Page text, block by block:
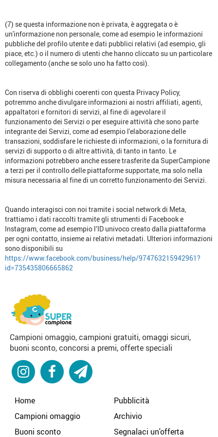
(7) se questa informazione non è privata, è aggregata o è
un'informazione non personale, come ad esempio le informazioni
pubbliche del profilo utente e dati pubblici relativi (ad esempio, gli
piace, etc.) o il numero di utenti che hanno cliccato su un particolare
collegamento (anche se solo uno ha fatto così).
Con riserva di obblighi coerenti con questa Privacy Policy,
potremmo anche divulgare informazioni ai nostri affiliati, agenti,
appaltatori e fornitori di servizi, al fine di agevolare il
funzionamento dei Servizi o per eseguire attività che sono parte
integrante dei Servizi, come ad esempio l'elaborazione delle
transazioni, soddisfare le richieste di informazioni, o la fornitura di
servizi di supporto o di altre attività, di tanto in tanto. Le
informazioni potrebbero anche essere trasferite da SuperCampione
a terzi per il controllo delle piattaforme supportate, ma solo nella
misura necessaria al fine di un corretto funzionamento dei Servizi.
Quando interagisci con noi tramite i social network di Meta,
trattiamo i dati raccolti tramite gli strumenti di Facebook e
Instagram, come ad esempio l’ID univoco creato dalla piattaforma
per ogni contatto, insieme ai relativi metadati. Ulteriori informazioni
sono disponibili su
https://www.facebook.com/business/help/974763215942961?
id=735435806665862
Campioni omaggio, campioni gratuiti, omaggi sicuri,
buoni sconto, concorsi a premi, offerte speciali
Home
Campioni omaggio
Buoni sconto
Pubblicità
Archivio
Segnalaci un'offerta